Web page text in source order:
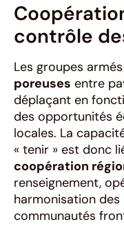
contrôle
Les groupes
poreuses entre
déplaçant en
des opportunités
locales. La
« tenir » est donc
coopération
renseignement,
harmonisation
communautés